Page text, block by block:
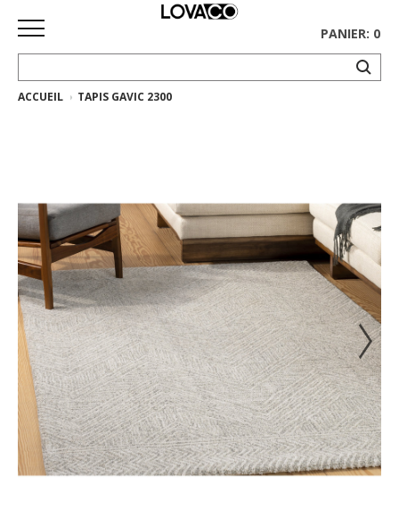
ACCUEIL
complète
Collection
Ethnicraft
Collection
Gus*
Tapis
Vente
démonstrateurs
Luminaires
PANIER: 0
ACCUEIL TAPIS GAVIC 2300